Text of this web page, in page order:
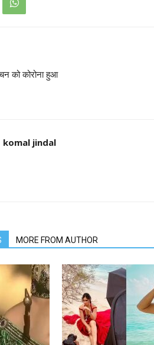
को कोरोना हुआ
komal jindal
MORE FROM AUTHOR